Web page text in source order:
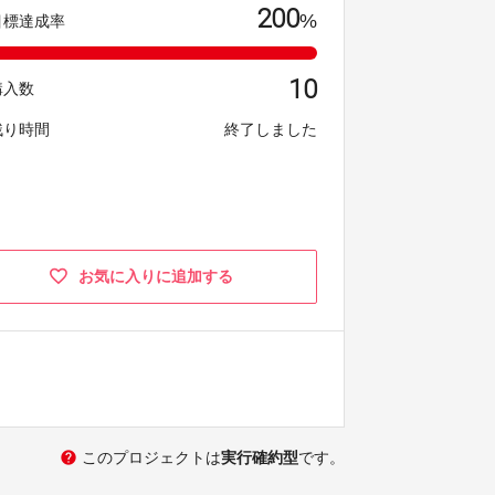
標達成率 200%
入数 10
時間 終了しました
お気に入りに追加する
help このプロジェクトは実行確約型です。